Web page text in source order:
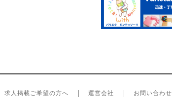
求人掲載ご希望の方へ 運営会社 お問い合わせ